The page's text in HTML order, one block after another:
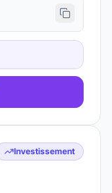
Investissement